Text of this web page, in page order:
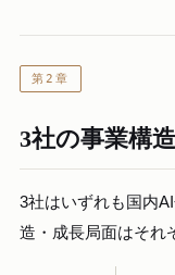
第2章
3社の事業構造
3社はいずれも国内
造・成長局面はそれ